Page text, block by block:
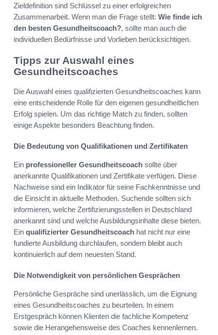
Zieldefinition sind Schlüssel zu einer erfolgreichen
Zusammenarbeit. Wenn man die Frage stellt: Wie finde ich
den besten Gesundheitscoach?, sollte man auch die
individuellen Bedürfnisse und Vorlieben berücksichtigen.
Tipps zur Auswahl eines
Gesundheitscoaches
Die Auswahl eines qualifizierten Gesundheitscoaches kann
eine entscheidende Rolle für den eigenen gesundheitlichen
Erfolg spielen. Um das richtige Match zu finden, sollten
einige Aspekte besonders Beachtung finden.
Die Bedeutung von Qualifikationen und Zertifikaten
Ein professioneller Gesundheitscoach sollte über
anerkannte Qualifikationen und Zertifikate verfügen. Diese
Nachweise sind ein Indikator für seine Fachkenntnisse und
die Einsicht in aktuelle Methoden. Suchende sollten sich
informieren, welche Zertifizierungsstellen in Deutschland
anerkannt sind und welche Ausbildungsinhalte diese bieten.
Ein qualifizierter Gesundheitscoach hat nicht nur eine
fundierte Ausbildung durchlaufen, sondern bleibt auch
kontinuierlich auf dem neuesten Stand.
Die Notwendigkeit von persönlichen Gesprächen
Persönliche Gespräche sind unerlässlich, um die Eignung
eines Gesundheitscoaches zu beurteilen. In einem
Erstgespräch können Klienten die fachliche Kompetenz
sowie die Herangehensweise des Coaches kennenlernen.